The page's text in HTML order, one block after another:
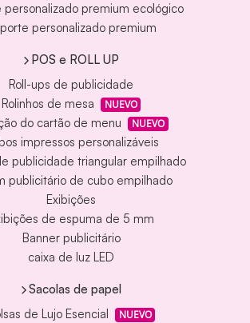
personalizado premium ecológico
personalizado premium
POS e ROLL UP
Roll-ups de publicidade
Rolinhos de mesa
NUEVO
do cartão de menu NUEVO
impressos personalizáveis
publicidade triangular empilhado
publicitário de cubo empilhado
Exibições
de espuma de 5 mm
Banner publicitário
caixa de luz LED
Sacolas de papel
de Lujo Esencial
NUEVO